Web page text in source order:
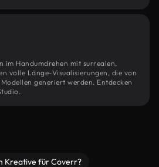
im Handumdrehen mit surrealen,
volle Länge-Visualisierungen, die von
generiert werden. Entdecken
Kreative für Coverr?